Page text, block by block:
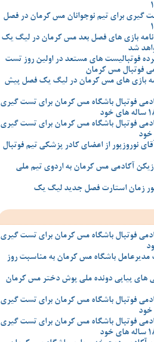
گیری برای تیم نوجوانان مس کرمان در فصل
بازی های فصل بعد مس کرمان در لیگ یک
شد
فوتبالیست های مستعد در اولین روز تست
فوتبال مس کرمان
بازی های مس کرمان در لیگ یک فصل پیش
فوتبال باشگاه مس کرمان برای تست گیری
فوتبال باشگاه مس کرمان برای تست گیری
خود
نوروزپور از اعضای کادر پزشکی تیم فوتبال
آکادمی مس کرمان به اردوی تیم ملی
زمان استارت فصل جدید لیگ یک
فوتبال باشگاه مس کرمان برای تست گیری
مدیرعامل باشگاه مس کرمان به مناسبت روز
های پیاپی دونده ملی پوش دختر مس کرمان
فوتبال باشگاه مس کرمان برای تست گیری
خود
فوتبال باشگاه مس کرمان برای تست گیری